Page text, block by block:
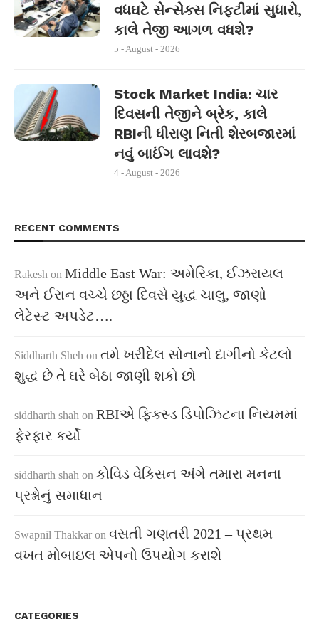
વધઘટે સેન્સેક્સ નિફ્ટીમાં સુધારો,
કાલે તેજી આગળ વધશે?
5 - August - 2026
Stock Market India: ચાર
દિવસની તેજીને બ્રેક, કાલે
RBIની ધીરાણ નિતી શેરબજારમાં
નવું બાઈંગ લાવશે?
4 - August - 2026
RECENT COMMENTS
Rakesh on Middle East War: અમેરિકા, ઈઝરાયલ
અને ઈરાન વચ્ચે છઠ્ઠા દિવસે યુદ્ધ ચાલુ, જાણો
લેટેસ્ટ અપડેટ….
Siddharth Sheh on તમે ખરીદેલ સોનાનો દાગીનો કેટલો
શુદ્ધ છે તે ઘરે બેઠા જાણી શકો છો
siddharth shah on RBIએ ફિક્સ્ડ ડિપોઝિટના નિયમમાં
ફેરફાર કર્યો
siddharth shah on કોવિડ વેક્સિન અંગે તમારા મનના
પ્રશ્નોનું સમાધાન
Swapnil Thakkar on વસતી ગણતરી 2021 – પ્રથમ
વખત મોબાઇલ એપનો ઉપયોગ કરાશે
CATEGORIES